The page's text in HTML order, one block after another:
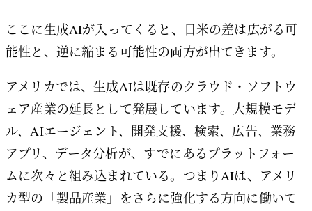
ここに生成AIが入ってくると、日米の差は広がる可
能性と、逆に縮まる可能性の両方が出てきます。
アメリカでは、生成AIは既存のクラウド・ソフトウ
ェア産業の延長として発展しています。大規模モデ
ル、AIエージェント、開発支援、検索、広告、業務
アプリ、データ分析が、すでにあるプラットフォー
ムに次々と組み込まれている。つまりAIは、アメリ
カ型の「製品産業」をさらに強化する方向に働いて